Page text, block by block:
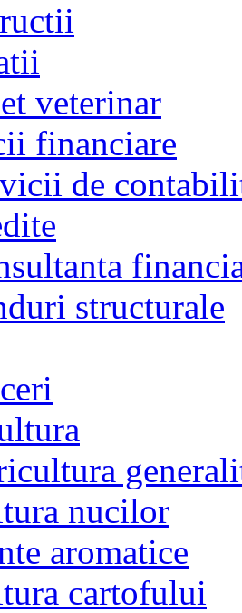
veterinar
financiare
de
structurale
nucilor
aromatice
cartofului